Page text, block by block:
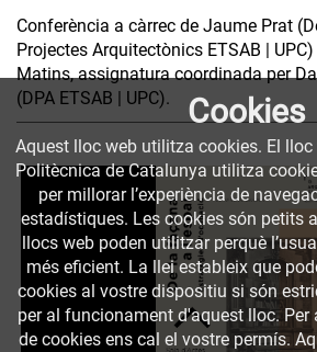
Conferència a càrrec de Jaume Prat
Projectes Arquitectònics ETSAB |
Matins, assignatura coordinada per
(DPA ETSAB | UPC).
Cookies
Aquest lloc web utilitza cookies. El
Politècnica de Catalunya utilitza
per millorar l’experiència de
estadístiques. Les cookies són petits
llocs web poden utilitzar perquè
més eficient. La llei estableix que
cookies al vostre dispositiu si són
per al funcionament d'aquest lloc.
de cookies ens cal el vostre permís.